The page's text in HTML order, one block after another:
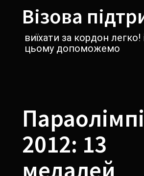
содержимомуВізова
виїхати за кордон
цьому допоможемо
2012: 13
медалей